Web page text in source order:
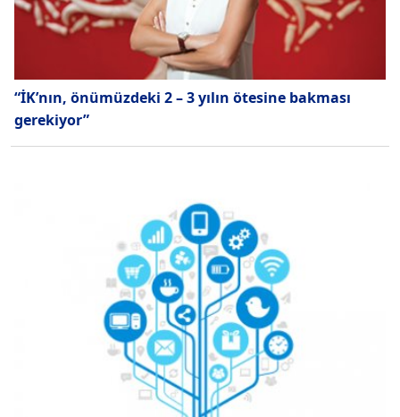
“İK’nın, önümüzdeki 2 – 3 yılın ötesine bakması
gerekiyor”